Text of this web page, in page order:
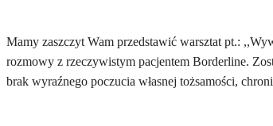
Mamy zaszczyt Wam przedstawić warsztat pt.:
rozmowy z rzeczywistym pacjentem Borderline.
brak wyraźnego poczucia własnej tożsamości,